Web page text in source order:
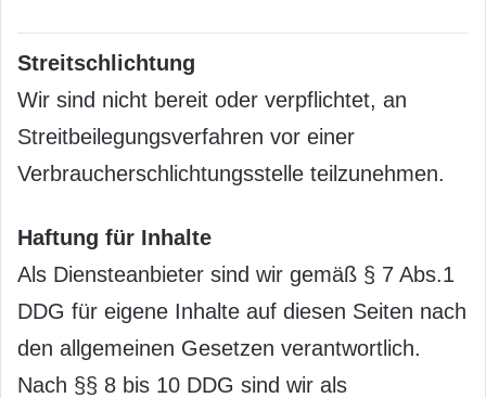
Streitschlichtung
Wir sind nicht bereit oder verpflichtet, an
Streitbeilegungsverfahren vor einer
Verbraucherschlichtungsstelle teilzunehmen.
Haftung für Inhalte
Als Diensteanbieter sind wir gemäß § 7 Abs.1
DDG für eigene Inhalte auf diesen Seiten nach
den allgemeinen Gesetzen verantwortlich.
Nach §§ 8 bis 10 DDG sind wir als